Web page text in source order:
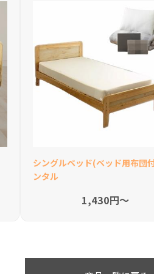
シングルベッド(ベッド用布
ンタル
1,430円〜